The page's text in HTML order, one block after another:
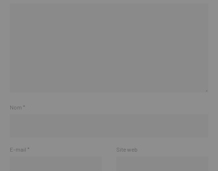
Nom *
E-mail * Site web